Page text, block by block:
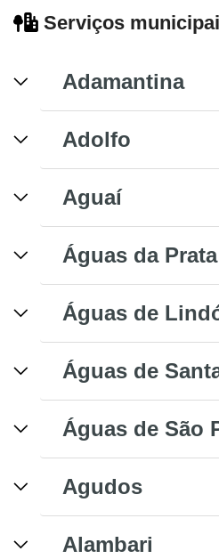
Serviços
Adamantina
Adolfo
Aguaí
Águas da Prata
Águas de
Águas de
Águas de São
Agudos
Alambari